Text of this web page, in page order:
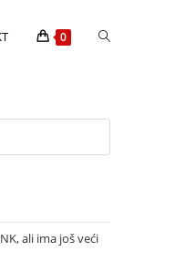
0
ali ima još veći